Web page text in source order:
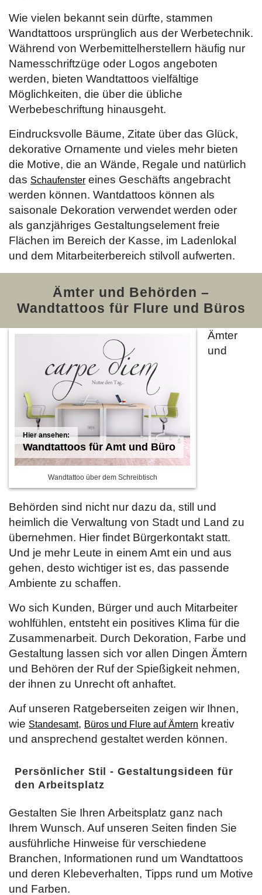
Wie vielen bekannt sein dürfte, stammen
Wandtattoos ursprünglich aus der Werbetechnik.
Während von Werbemittelherstellern häufig nur
Namesschriftzüge oder Logos angeboten
werden, bieten Wandtattoos vielfältige
Möglichkeiten, die über die übliche
Werbebeschriftung hinausgeht.
Eindrucksvolle Bäume, Zitate über das Glück,
dekorative Ornamente und vieles mehr bieten
die Motive, die an Wände, Regale und natürlich
das Schaufenster eines Geschäfts angebracht
werden können. Wantdattoos können als
saisonale Dekoration verwendet werden oder
als ganzjähriges Gestaltungselement freie
Flächen im Bereich der Kasse, im Ladenlokal
und dem Mitarbeiterbereich stilvoll aufwerten.
Ämter und Behörden –
Wandtattoos für Flure und Büros
Wandtattoos für Amt und Büro
Wandtattoo über dem Schreibtisch
Ämter
und
Behörden sind nicht nur dazu da, still und
heimlich die Verwaltung von Stadt und Land zu
übernehmen. Hier findet Bürgerkontakt statt.
Und je mehr Leute in einem Amt ein und aus
gehen, desto wichtiger ist es, das passende
Ambiente zu schaffen.
Wo sich Kunden, Bürger und auch Mitarbeiter
wohlfühlen, entsteht ein positives Klima für die
Zusammenarbeit. Durch Dekoration, Farbe und
Gestaltung lassen sich vor allen Dingen Ämtern
und Behören der Ruf der Spießigkeit nehmen,
der ihnen zu Unrecht oft anhaftet.
Auf unseren Ratgeberseiten zeigen wir Ihnen,
wie Standesamt, Büros und Flure auf Ämtern kreativ
und ansprechend gestaltet werden können.
Persönlicher Stil - Gestaltungsideen für
den Arbeitsplatz
Gestalten Sie Ihren Arbeitsplatz ganz nach
Ihrem Wunsch. Auf unseren Seiten finden Sie
ausführliche Hinweise für verschiedene
Branchen, Informationen rund um Wandtattoos
und deren Klebeverhalten, Tipps rund um Motive
und Farben.